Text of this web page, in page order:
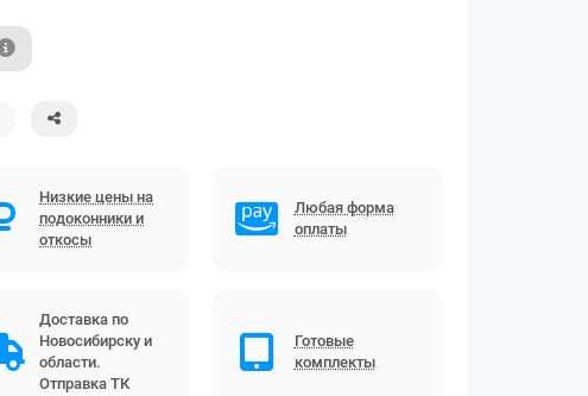
Низкие цены на
подоконники и
откосы
Любая форма
оплаты
Доставка по
Новосибирску и
области.
Отправка ТК
Готовые
комплекты